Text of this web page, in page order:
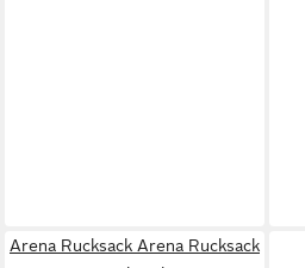
Arena Rucksack Arena Rucksack